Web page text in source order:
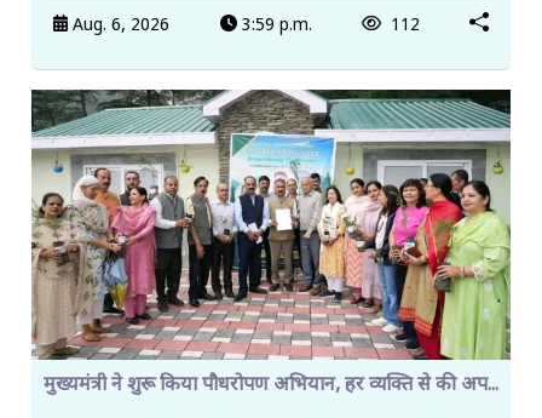
Aug. 6, 2026 3:59 p.m. 112
मुख्यमंत्री ने शुरू किया पौधरोपण अभियान, हर व्यक्ति से की अप...